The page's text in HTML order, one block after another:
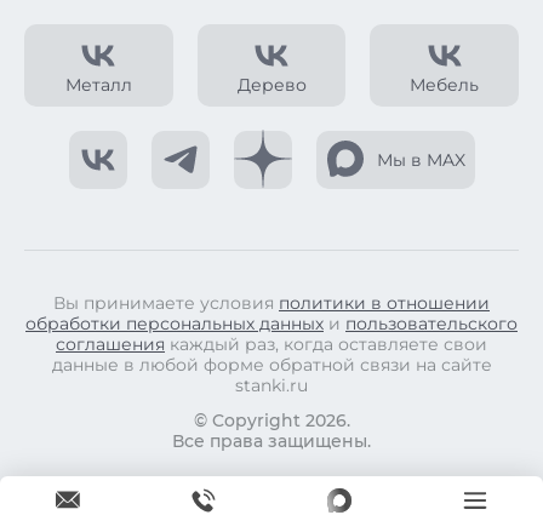
Металл Дерево Мебель
Мы в MAX
Вы принимаете условия политики в отношении
обработки персональных данных и пользовательского
соглашения каждый раз, когда оставляете свои
данные в любой форме обратной связи на сайте
stanki.ru
© Copyright 2026.
Все права защищены.